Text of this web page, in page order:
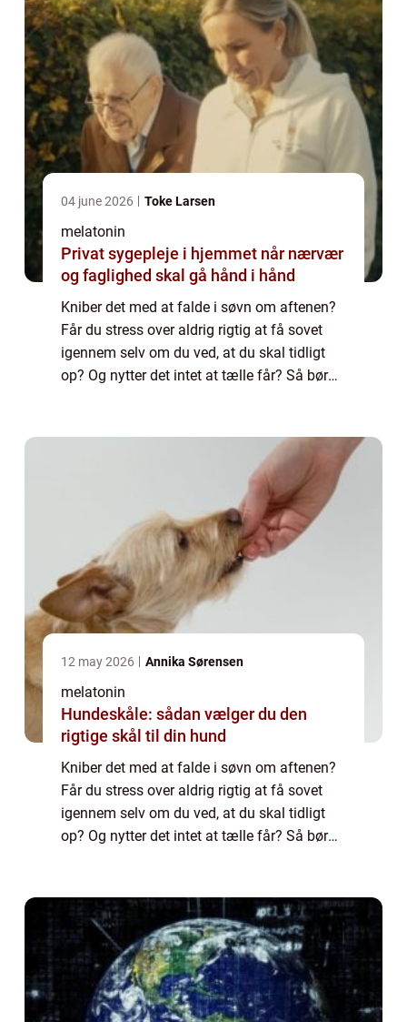
04 june 2026 Toke Larsen
melatonin
Privat sygepleje i hjemmet når nærvær
og faglighed skal gå hånd i hånd
Kniber det med at falde i søvn om aftenen?
Får du stress over aldrig rigtig at få sovet
igennem selv om du ved, at du skal tidligt
op? Og nytter det intet at tælle får? Så bør
12 may 2026 Annika Sørensen
melatonin
Hundeskåle: sådan vælger du den
rigtige skål til din hund
Kniber det med at falde i søvn om aftenen?
Får du stress over aldrig rigtig at få sovet
igennem selv om du ved, at du skal tidligt
op? Og nytter det intet at tælle får? Så bør